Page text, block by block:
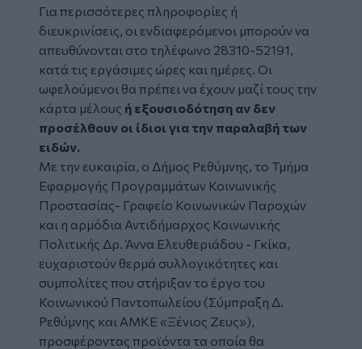
Για περισσότερες πληροφορίες ή
διευκρινίσεις, οι ενδιαφερόμενοι μπορούν να
απευθύνονται στο τηλέφωνο 28310-52191,
κατά τις εργάσιμες ώρες και ημέρες. Οι
ωφελούμενοι θα πρέπει να έχουν μαζί τους την
κάρτα μέλους ή εξουσιοδότηση αν δεν
προσέλθουν οι ίδιοι για την παραλαβή των
ειδών.
Με την ευκαιρία, ο Δήμος Ρεθύμνης, το Τμήμα
Εφαρμογής Προγραμμάτων Κοινωνικής
Προστασίας- Γραφείο Κοινωνικών Παροχών
και η αρμόδια Αντιδήμαρχος Κοινωνικής
Πολιτικής Δρ. Άννα Ελευθεριάδου - Γκίκα,
ευχαριστούν θερμά συλλογικότητες και
συμπολίτες που στήριξαν το έργο του
Κοινωνικού Παντοπωλείου (Σύμπραξη Δ.
Ρεθύμνης και ΑΜΚΕ «Ξένιος Ζευς»),
προσφέροντας προϊόντα τα οποία θα